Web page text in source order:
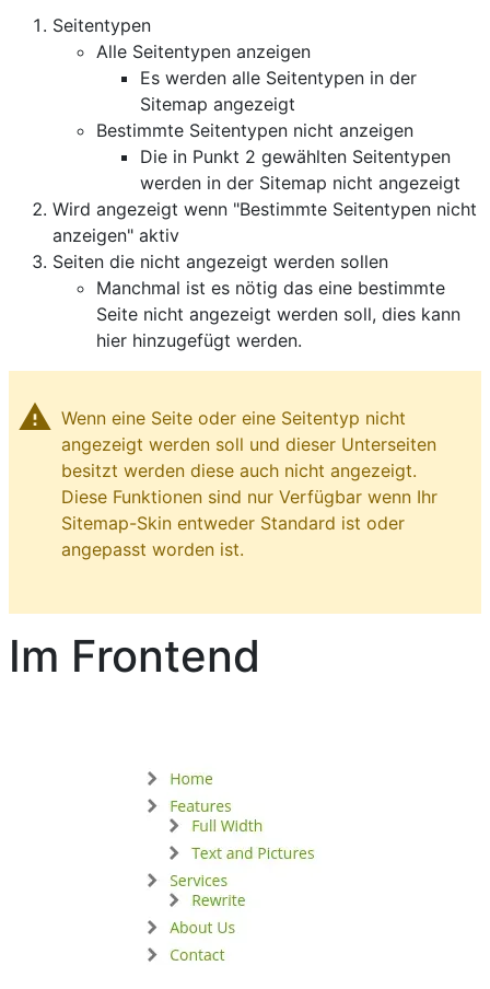
Seitentypen
Alle Seitentypen anzeigen
Es werden alle Seitentypen in der
Sitemap angezeigt
Bestimmte Seitentypen nicht anzeigen
Die in Punkt 2 gewählten Seitentypen
werden in der Sitemap nicht angezeigt
Wird angezeigt wenn "Bestimmte Seitentypen nicht
anzeigen" aktiv
Seiten die nicht angezeigt werden sollen
Manchmal ist es nötig das eine bestimmte
Seite nicht angezeigt werden soll, dies kann
hier hinzugefügt werden.
warning Wenn eine Seite oder eine Seitentyp nicht
angezeigt werden soll und dieser Unterseiten
besitzt werden diese auch nicht angezeigt.
Diese Funktionen sind nur Verfügbar wenn Ihr
Sitemap-Skin entweder Standard ist oder
angepasst worden ist.
Im Frontend